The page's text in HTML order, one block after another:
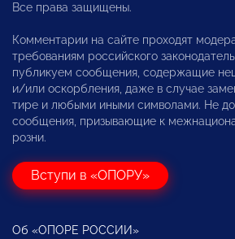
Все права защищены.
Комментарии на сайте проходят
требованиям российского
публикуем сообщения, содержащие
и/или оскорбления, даже в случае
тире и любыми иными символами. Не
сообщения, призывающие к
розни.
Вступи в «ОПОРУ»
Об «ОПОРЕ РОССИИ»